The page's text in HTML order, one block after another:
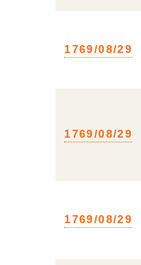
1769/08/29
1769/08/29
1769/08/29